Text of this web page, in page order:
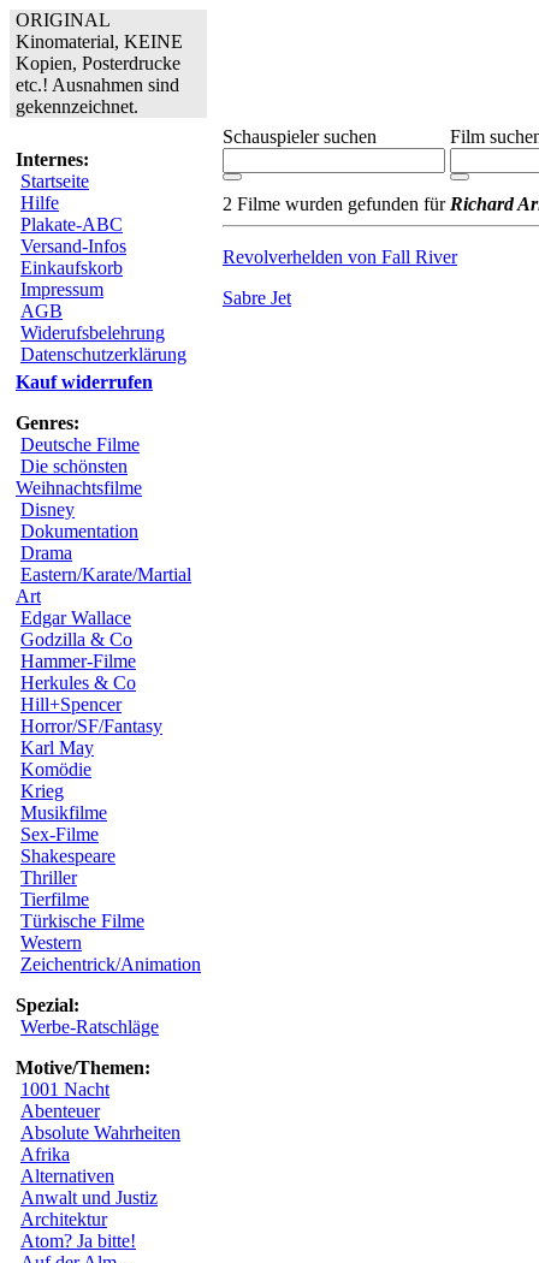
ORIGINAL
Kinomaterial, KEINE
Kopien, Posterdrucke
etc.! Ausnahmen sind
gekennzeichnet.
Internes:
Startseite
Hilfe
Plakate-ABC
Versand-Infos
Einkaufskorb
Impressum
AGB
Widerufsbelehrung
Datenschutzerklärung
Kauf widerrufen
Genres:
Deutsche Filme
Die schönsten
Weihnachtsfilme
Disney
Dokumentation
Drama
Eastern/Karate/Martial
Art
Edgar Wallace
Godzilla & Co
Hammer-Filme
Herkules & Co
Hill+Spencer
Horror/SF/Fantasy
Karl May
Komödie
Krieg
Musikfilme
Sex-Filme
Shakespeare
Thriller
Tierfilme
Türkische Filme
Western
Zeichentrick/Animation
Spezial:
Werbe-Ratschläge
Motive/Themen:
1001 Nacht
Abenteuer
Absolute Wahrheiten
Afrika
Alternativen
Anwalt und Justiz
Architektur
Atom? Ja bitte!
Schauspieler suchen Film
2 Filme wurden gefunden für Richard
Revolverhelden von Fall River
Sabre Jet